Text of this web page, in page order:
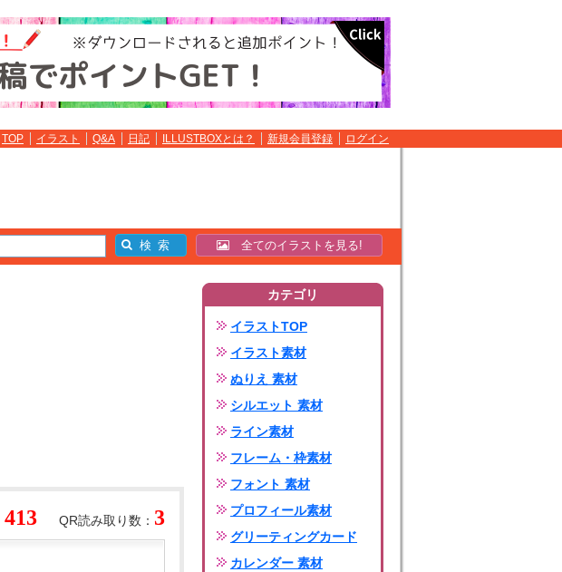
TOP イラスト Q&A 日記 ILLUSTBOXとは？ 新規会員登録 ログイン
全てのイラストを見る!
QR読み取り数： 3
413
カテゴリ
イラストTOP
イラスト素材
ぬりえ 素材
シルエット 素材
ライン素材
フレーム・枠素材
フォント 素材
プロフィール素材
グリーティングカード
カレンダー 素材